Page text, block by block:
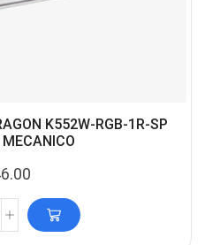
K552W-RGB-1R-SP